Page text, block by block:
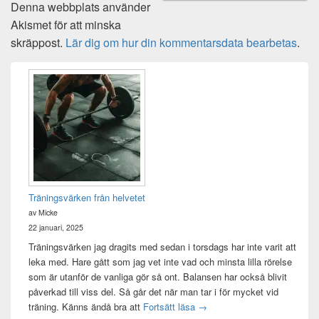
Denna webbplats använder
Akismet för att minska
skräppost. Lär dig om hur din kommentarsdata bearbetas.
Primära
sidofältet
Widget
område
Träningsvärken från helvetet
av Micke
22 januari, 2025
Träningsvärken jag dragits med sedan i torsdags har inte varit att
leka med. Hare gått som jag vet inte vad och minsta lilla rörelse
som är utanför de vanliga gör så ont. Balansen har också blivit
påverkad till viss del. Så går det när man tar i för mycket vid
träning. Känns ändå bra att Fortsätt läsa Träningsvärken från helvetet
→